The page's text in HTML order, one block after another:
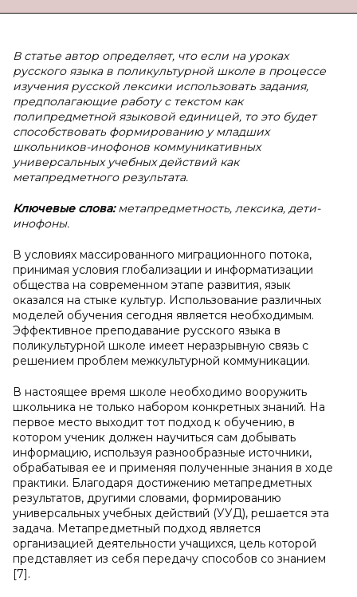
В статье автор определяет, что если на уроках
русского языка в поликультурной школе в процессе
изучения русской лексики использовать задания,
предполагающие работу с текстом как
полипредметной языковой единицей, то это будет
способствовать формированию у младших
школьников-инофонов коммуникативных
универсальных учебных действий как
метапредметного результата.
Ключевые слова:метапредметность, лексика, дети-
инофоны.
В условиях массированного миграционного потока,
принимая условия глобализации и информатизации
общества на современном этапе развития, язык
оказался на стыке культур. Использование различных
моделей обучения сегодня является необходимым.
Эффективное преподавание русского языка в
поликультурной школе имеет неразрывную связь с
решением проблем межкультурной коммуникации.
В настоящее время школе необходимо вооружить
школьника не только набором конкретных знаний. На
первое место выходит тот подход к обучению, в
котором ученик должен научиться сам добывать
информацию, используя разнообразные источники,
обрабатывая ее и применяя полученные знания в ходе
практики. Благодаря достижению метапредметных
результатов, другими словами, формированию
универсальных учебных действий (УУД), решается эта
задача. Метапредметный подход является
организацией деятельности учащихся, цель которой
представляет из себя передачу способов со знанием
[7].